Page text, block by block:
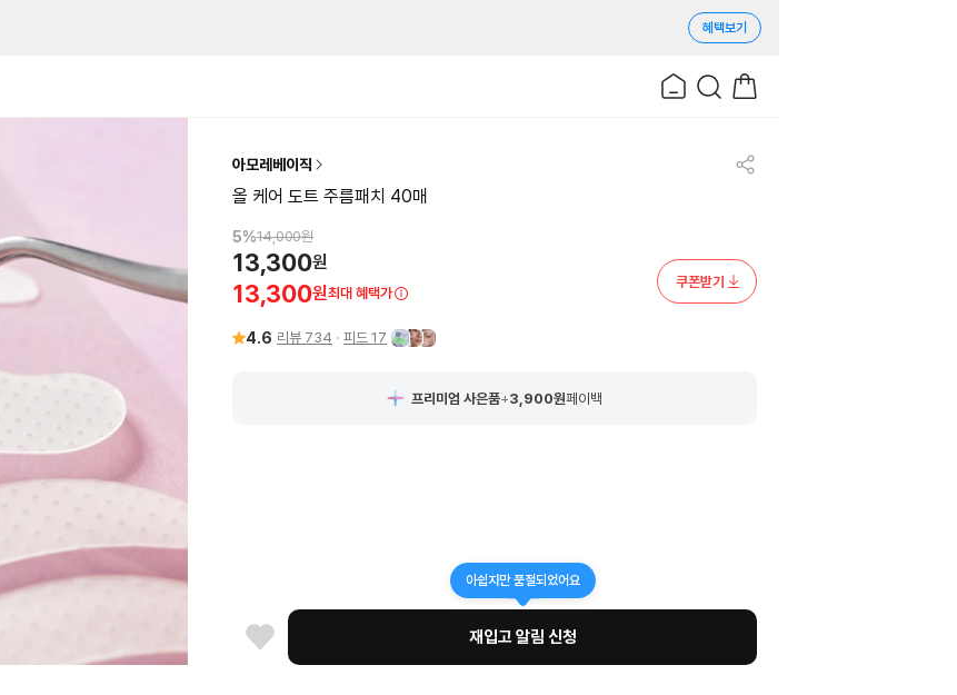
혜택보기
아모레베이직
올 케어 도트 주름패치 40매
5%14,000원
13,300원
13,300원최대 혜택가
쿠폰받기
4.6 리뷰 734 피드 17
프리미엄 사은품+3,900원페이백
재입고 알림 신청
아쉽지만 품절되었어요